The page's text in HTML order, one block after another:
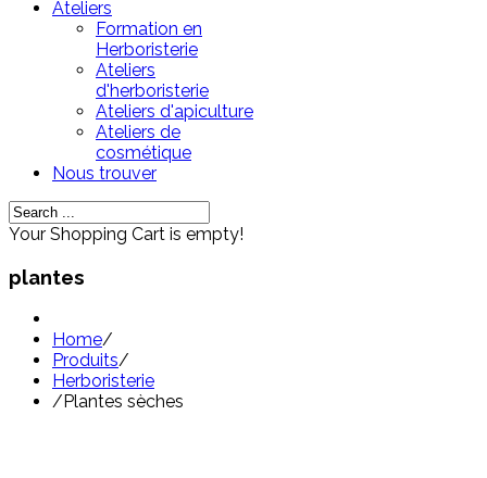
Ateliers
Formation en
Herboristerie
Ateliers
d'herboristerie
Ateliers d'apiculture
Ateliers de
cosmétique
Nous trouver
Your Shopping Cart is empty!
plantes
Home/
Produits/
Herboristerie
/ Plantes sèches